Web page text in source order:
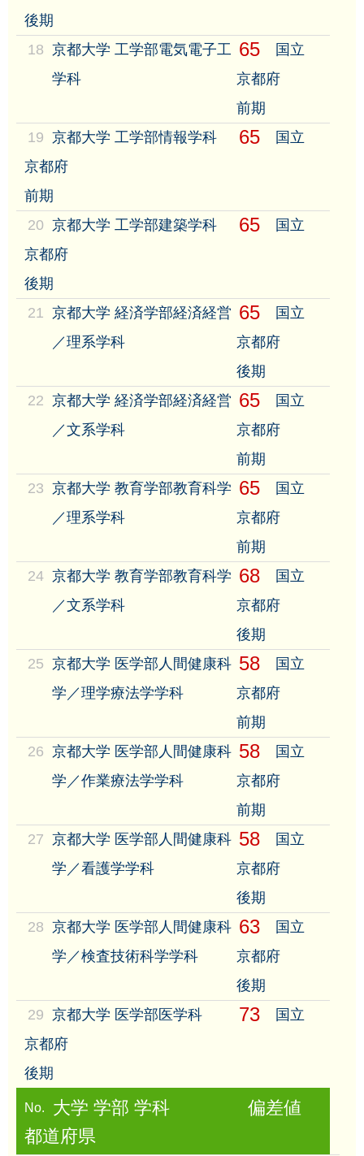
後期
18 京都大学 工学部電気電子工
学科
65
国立
京都府
前期
19 京都大学 工学部情報学科 65
国立
京都府
前期
20 京都大学 工学部建築学科 65
国立
京都府
後期
21
京都大学 経済学部経済経営
／理系学科
65
国立
京都府
後期
22 京都大学 経済学部経済経営
／文系学科
65
国立
京都府
前期
23 京都大学 教育学部教育科学
／理系学科
65
国立
京都府
前期
24 京都大学 教育学部教育科学
／文系学科
68
国立
京都府
後期
25 京都大学 医学部人間健康科
学／理学療法学学科
58
国立
京都府
前期
26 京都大学 医学部人間健康科
学／作業療法学学科
58
国立
京都府
前期
27 京都大学 医学部人間健康科
学／看護学学科
58
国立
京都府
後期
28 京都大学 医学部人間健康科
学／検査技術科学学科
63
国立
京都府
後期
29 京都大学 医学部医学科 73
国立
京都府
後期
No. 大学 学部 学科
偏差値
都道府県